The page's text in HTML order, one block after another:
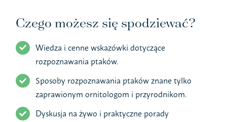
Czego możesz się spodziewać?
Wiedza i cenne wskazówki dotyczące
rozpoznawania ptaków.
Sposoby rozpoznawania ptaków znane tylko
zaprawionym ornitologom i przyrodnikom.
Dyskusja na żywo i praktyczne porady